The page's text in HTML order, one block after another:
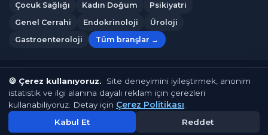
Çocuk Sağlığı
Kadın Doğum
Psikiyatri
Genel Cerrahi
Endokrinoloji
Üroloji
Gastroenteroloji
Tüm branşlar →
© 2026Hemendoktor.com— Tüm hakları saklıdır.
Gizlilik Politikası Kullanım KoşullarıÇerez Politikası
Çerez Tercihleri
İletişim
🍪 Çerez kullanıyoruz.
Site deneyimini iyileştirmek, anonim
istatistik ve ilgi alanına dayalı reklam için çerezleri
kullanabiliyoruz. Detay için Çerez Politikası
Kabul Et
Reddet